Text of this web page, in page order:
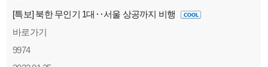
[특보] 북한 무인기 1대‥서울 상공까지 비행
바로가기
9974